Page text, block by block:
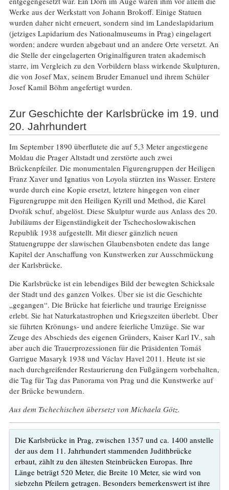
Werke aus der Werkstatt von Johann Brokoff. Einige Statuen
wurden daher nicht erneuert, sondern sind im Landeslapidarium
(jetziges Lapidarium des Nationalmuseums in Prag) eingelagert
worden; andere wurden abgebaut und an andere Orte versetzt. An
die Stelle der eingelagerten Originalfiguren traten akademisch
starre, im Vergleich zu den Vorbildern blass wirkende Skulpturen,
die von Josef Max, seinem Bruder Emanuel und ihrem Schüler
Josef Kamil Böhm angefertigt wurden.
Zur Geschichte der Karlsbrücke im 19. und
20. Jahrhundert
Im September 1890 überflutete die auf 5,3 Meter angestiegene
Moldau die Prager Altstadt und zerstörte auch zwei
Brückenpfeiler. Die monumentalen Figurengruppen der Heiligen
Franz Xaver und Ignatius von Loyola stürzten ins Wasser. Erstere
wurde durch eine Kopie ersetzt, letztere hingegen von einer
Figurengruppe mit den Heiligen Kyrill und Method, die Karel
Dvořák schuf, abgelöst. Diese Skulptur wurde aus Anlass des 20.
Jubiläums der Eigenständigkeit der Tschechoslowakischen
Republik 1938 aufgestellt. Mit dieser gänzlich neuen
Statuengruppe der slawischen Glaubensboten endete das lange
Kapitel der Anschaffung von Kunstwerken zur Ausschmückung
der Karlsbrücke.
Die Karlsbrücke ist ein lebendiges Bild der bewegten Schicksale
der Stadt und des ganzen Volkes. Über sie ist die Geschichte
„gegangen“. Die Brücke hat feierliche und traurige Ereignisse
erlebt. Sie hat Naturkatastrophen und Kriegszeiten überlebt. Über
sie führten Krönungs- und andere feierliche Umzüge. Sie war
Zeuge des Abschieds des eigenen Gründers, Kaiser Karl IV., sah
aber auch die Trauerprozessionen für die Präsidenten Tomáš
Garrigue Masaryk 1938 und Václav Havel 2011. Heute ist sie
nach durchgreifender Restaurierung den Fußgängern vorbehalten,
die Tag für Tag das Panorama von Prag und die Kunstwerke auf
der Brücke bewundern.
Aus dem Tschechischen übersetzt von Michaela Götz.
Die Karlsbrücke in Prag, zwischen 1357 und ca. 1400 anstelle
der aus dem 11. Jahrhundert stammenden Judithbrücke
erbaut, zählt zu den ältesten Steinbrücken Europas. Ihre
Länge beträgt 520 Meter, die Breite 10 Meter, sie wird von
siebzehn Pfeilern getragen. Besonders bemerkenswert ist ihre